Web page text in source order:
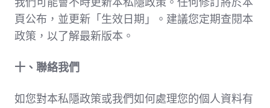
頁公布，並更新「生效日期」。建議您定期查閱本
政策，以了解最新版本。
十、聯絡我們
如您對本私隱政策或我們如何處理您的個人資料有